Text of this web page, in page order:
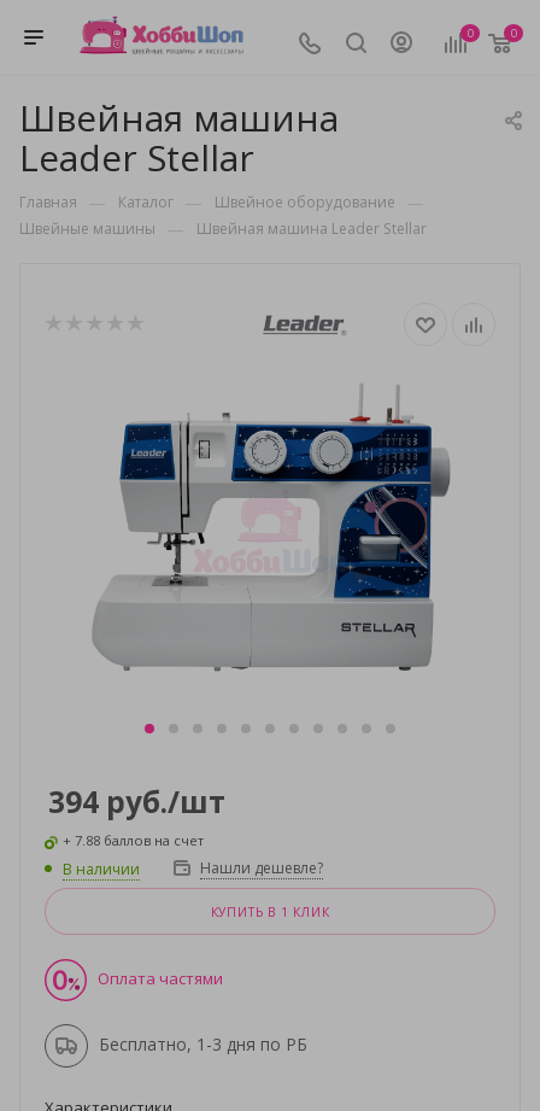
0 0
Швейная машина
Leader Stellar
Главная — Каталог — Швейное оборудование —
Швейные машины — Швейная машина Leader Stellar
394 руб./шт
+ 7.88 баллов на счет
В наличии Нашли дешевле?
КУПИТЬ В 1 КЛИК
Оплата частями
Бесплатно, 1-3 дня по РБ